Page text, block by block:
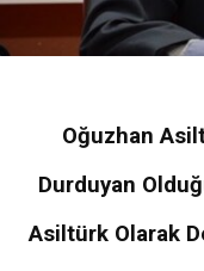
Oğuzhan
Durduyan
Asiltürk Olarak